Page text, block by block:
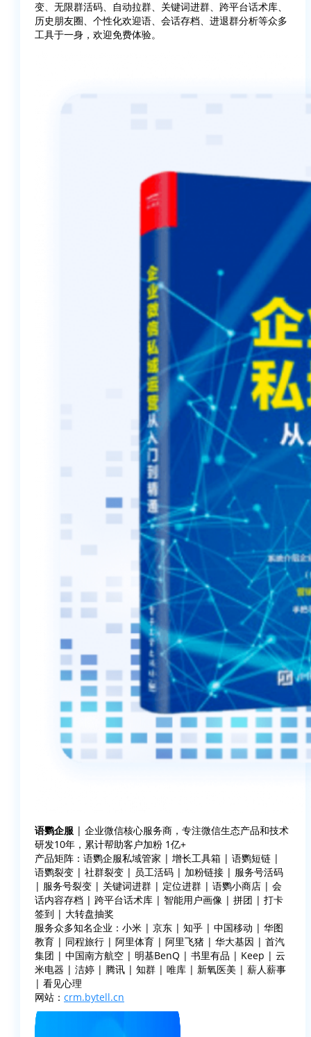
变、无限群活码、自动拉群、关键词进群、跨平台话术库、
历史朋友圈、个性化欢迎语、会话存档、进退群分析等众多
工具于一身，欢迎免费体验。
语鹦企服 | 企业微信核心服务商，专注微信生态产品和技术
研发10年，累计帮助客户加粉 1亿+
产品矩阵：语鹦企服私域管家 | 增长工具箱 | 语鹦短链 |
语鹦裂变 | 社群裂变 | 员工活码 | 加粉链接 | 服务号活码
| 服务号裂变 | 关键词进群 | 定位进群 | 语鹦小商店 | 会
话内容存档 | 跨平台话术库 | 智能用户画像 | 拼团 | 打卡
签到 | 大转盘抽奖
服务众多知名企业：小米 | 京东 | 知乎 | 中国移动 | 华图
教育 | 同程旅行 | 阿里体育 | 阿里飞猪 | 华大基因 | 首汽
集团 | 中国南方航空 | 明基BenQ | 书里有品 | Keep | 云
米电器 | 洁婷 | 腾讯 | 知群 | 唯库 | 新氧医美 | 薪人薪事
| 看见心理
网站： crm.bytell.cn